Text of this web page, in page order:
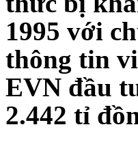
1995 với
thông tin
EVN đầu
2.442 tỉ